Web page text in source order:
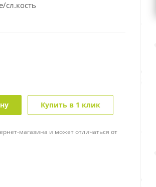
сл.кость
Купить в 1 клик
магазина и может отличаться от